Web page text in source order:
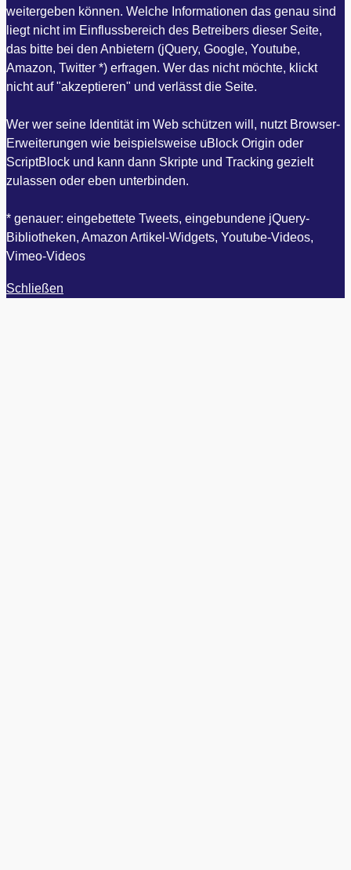
weitergeben können. Welche Informationen das genau sind
liegt nicht im Einflussbereich des Betreibers dieser Seite,
das bitte bei den Anbietern (jQuery, Google, Youtube,
Amazon, Twitter *) erfragen. Wer das nicht möchte, klickt
nicht auf "akzeptieren" und verlässt die Seite.
Wer wer seine Identität im Web schützen will, nutzt Browser-
Erweiterungen wie beispielsweise uBlock Origin oder
ScriptBlock und kann dann Skripte und Tracking gezielt
zulassen oder eben unterbinden.
* genauer: eingebettete Tweets, eingebundene jQuery-
Bibliotheken, Amazon Artikel-Widgets, Youtube-Videos,
Vimeo-Videos
Schließen